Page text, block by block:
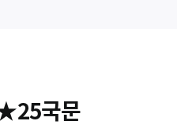
국문